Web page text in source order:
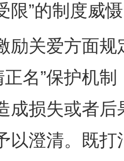
限”的制度威
关爱方面规
正名”保护机
成损失或者
以澄清。既